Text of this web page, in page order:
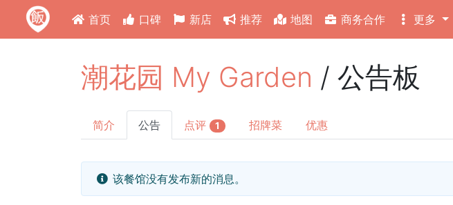
首页 口碑 新店 推荐 地图 商务合作 更多
潮花园 My Garden / 公告板
简介 公告 点评 1 招牌菜 优惠
该餐馆没有发布新的消息。